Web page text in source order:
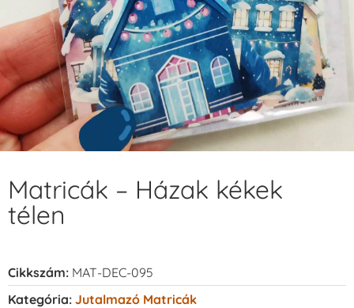
Matricák – Házak kékek
télen
Cikkszám: MAT-DEC-095
Kategória: Jutalmazó Matricák